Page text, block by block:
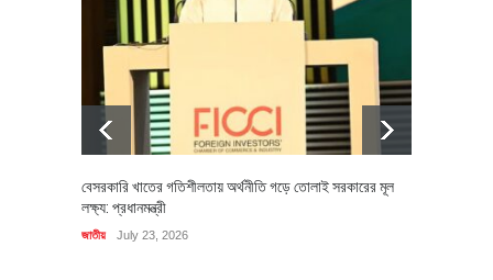
বেসরকারি খাতের গতিশীলতায় অর্থনীতি গড়ে তোলাই সরকারের মূল
লক্ষ্য: প্রধানমন্ত্রী
জাতীয় July 23, 2026